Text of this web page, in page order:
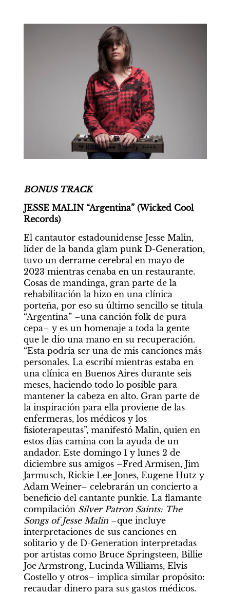
BONUS TRACK
JESSE MALIN “Argentina” (Wicked Cool
Records)
El cantautor estadounidense Jesse Malin,
líder de la banda glam punk D-Generation,
tuvo un derrame cerebral en mayo de
2023 mientras cenaba en un restaurante.
Cosas de mandinga, gran parte de la
rehabilitación la hizo en una clínica
porteña, por eso su último sencillo se titula
“Argentina” –una canción folk de pura
cepa– y es un homenaje a toda la gente
que le dio una mano en su recuperación.
“Esta podría ser una de mis canciones más
personales. La escribí mientras estaba en
una clínica en Buenos Aires durante seis
meses, haciendo todo lo posible para
mantener la cabeza en alto. Gran parte de
la inspiración para ella proviene de las
enfermeras, los médicos y los
fisioterapeutas”, manifestó Malin, quien en
estos días camina con la ayuda de un
andador. Este domingo 1 y lunes 2 de
diciembre sus amigos –Fred Armisen, Jim
Jarmusch, Rickie Lee Jones, Eugene Hutz y
Adam Weiner– celebrarán un concierto a
beneficio del cantante punkie. La flamante
compilación Silver Patron Saints: The
Songs of Jesse Malin –que incluye
interpretaciones de sus canciones en
solitario y de D-Generation interpretadas
por artistas como Bruce Springsteen, Billie
Joe Armstrong, Lucinda Williams, Elvis
Costello y otros– implica similar propósito:
recaudar dinero para sus gastos médicos.